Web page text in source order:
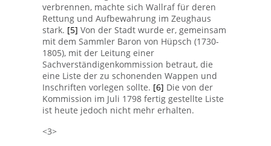
verbrennen, machte sich Wallraf für deren
Rettung und Aufbewahrung im Zeughaus
stark. [5] Von der Stadt wurde er, gemeinsam
mit dem Sammler Baron von Hüpsch (1730-
1805), mit der Leitung einer
Sachverständigenkommission betraut, die
eine Liste der zu schonenden Wappen und
Inschriften vorlegen sollte. [6] Die von der
Kommission im Juli 1798 fertig gestellte Liste
ist heute jedoch nicht mehr erhalten.
<3>